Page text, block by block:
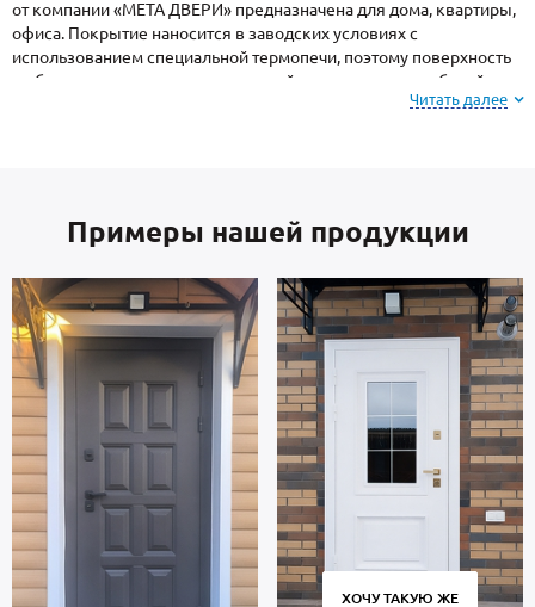
от компании «МЕТА ДВЕРИ» предназначена для дома, квартиры,
офиса. Покрытие наносится в заводских условиях с
использованием специальной термопечи, поэтому поверхность
не боится ударов, осадков, высокой влажности и колебаний
представленных на сайте или из образцов у
замерщика.
Створка и короб — сталь российского производства, толщиной 2
мм. Отделка внутренней стороны двери: МДФ. Дверь
укомплектована взломостойкими замками.
В полости створки находится теплоизоляционный материал
минплита. Уплотнители по периметру проема: 2 контура для
дополнительной защиты от шума.
Термодверь со стеклом предназначена для многолетней
эксплуатации и сохраняет работоспособность в течение 10 тысяч
циклов открытия и закрытия створки. Современное
оборудование, постоянный контроль качества на всех этапах
производства гарантируют плотное прилегание полотна к
Читать далее
Примеры нашей продукции
ХОЧУ ТАКУЮ ЖЕ